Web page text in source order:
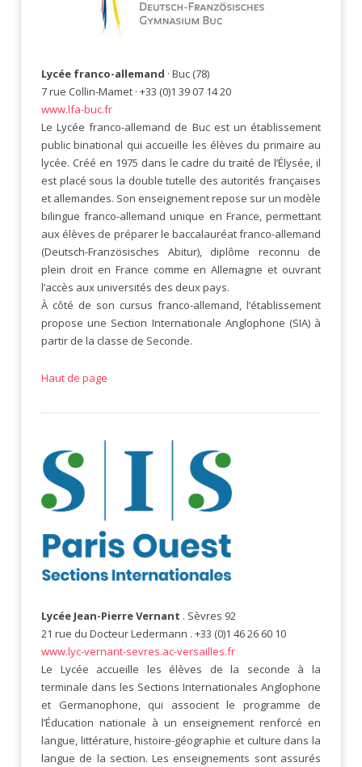
Lycée franco-allemand · Buc (78)
7 rue Collin-Mamet · +33 (0)1 39 07 14 20
www.lfa-buc.fr
Le Lycée franco-allemand de Buc est un établissement
public binational qui accueille les élèves du primaire au
lycée. Créé en 1975 dans le cadre du traité de l’Élysée, il
est placé sous la double tutelle des autorités françaises
et allemandes. Son enseignement repose sur un modèle
bilingue franco-allemand unique en France, permettant
aux élèves de préparer le baccalauréat franco-allemand
(Deutsch-Französisches Abitur), diplôme reconnu de
plein droit en France comme en Allemagne et ouvrant
l’accès aux universités des deux pays.
À côté de son cursus franco-allemand, l’établissement
propose une Section Internationale Anglophone (SIA) à
partir de la classe de Seconde.
Haut de page
Lycée Jean-Pierre Vernant . Sèvres 92
21 rue du Docteur Ledermann . +33 (0)1 46 26 60 10
www.lyc-vernant-sevres.ac-versailles.fr
Le Lycée accueille les élèves de la seconde à la
terminale dans les Sections Internationales Anglophone
et Germanophone, qui associent le programme de
l’Éducation nationale à un enseignement renforcé en
langue, littérature, histoire-géographie et culture dans la
langue de la section. Les enseignements sont assurés